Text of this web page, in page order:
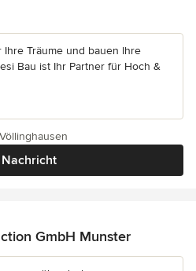
Träume und bauen Ihre
Bau ist Ihr Partner für Hoch &
Nachricht
GmbH Munster